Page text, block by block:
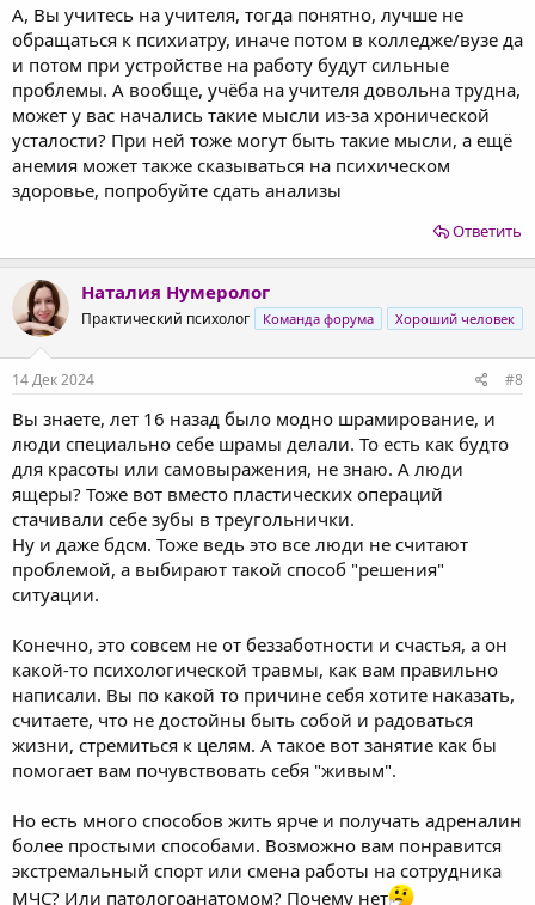
А, Вы учитесь на учителя, тогда понятно, лучше не
обращаться к психиатру, иначе потом в колледже/вузе да
и потом при устройстве на работу будут сильные
проблемы. А вообще, учёба на учителя довольна трудна,
может у вас начались такие мысли из-за хронической
усталости? При ней тоже могут быть такие мысли, а ещё
анемия может также сказываться на психическом
здоровье, попробуйте сдать анализы
Ответить
Наталия Нумеролог
Практический психолог Команда форума Хороший человек
14 Дек 2024 #8
Вы знаете, лет 16 назад было модно шрамирование, и
люди специально себе шрамы делали. То есть как будто
для красоты или самовыражения, не знаю. А люди
ящеры? Тоже вот вместо пластических операций
стачивали себе зубы в треугольнички.
Ну и даже бдсм. Тоже ведь это все люди не считают
проблемой, а выбирают такой способ "решения"
ситуации.
Конечно, это совсем не от беззаботности и счастья, а он
какой-то психологической травмы, как вам правильно
написали. Вы по какой то причине себя хотите наказать,
считаете, что не достойны быть собой и радоваться
жизни, стремиться к целям. А такое вот занятие как бы
помогает вам почувствовать себя "живым".
Но есть много способов жить ярче и получать адреналин
более простыми способами. Возможно вам понравится
экстремальный спорт или смена работы на сотрудника
МЧС? Или патологоанатомом? Почему нет